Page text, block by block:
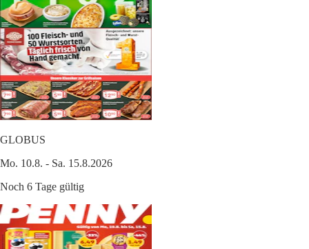
GLOBUS
Mo. 10.8. - Sa. 15.8.2026
Noch 6 Tage gültig